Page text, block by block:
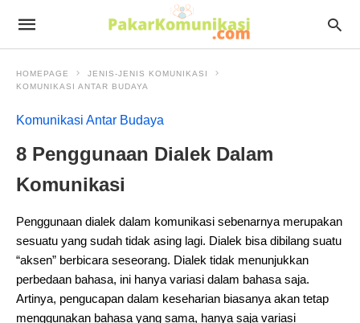
HOMEPAGE
JENIS-JENIS KOMUNIKASI
KOMUNIKASI ANTAR BUDAYA
Komunikasi Antar Budaya
8 Penggunaan Dialek Dalam
Komunikasi
Penggunaan dialek dalam komunikasi sebenarnya merupakan
sesuatu yang sudah tidak asing lagi. Dialek bisa dibilang suatu
“aksen” berbicara seseorang. Dialek tidak menunjukkan
perbedaan bahasa, ini hanya variasi dalam bahasa saja.
Artinya, pengucapan dalam keseharian biasanya akan tetap
menggunakan bahasa yang sama, hanya saja variasi